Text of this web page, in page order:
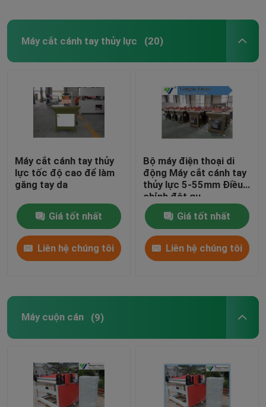
Máy cắt cánh tay thủy lực (20)
Máy cắt cánh tay thủy
lực tốc độ cao để làm
găng tay da
Giá tốt nhất
Liên hệ chúng tôi
Bộ máy điện thoại di
động Máy cắt cánh tay
thủy lực 5-55mm Điều
chỉnh đột qu
Giá tốt nhất
Liên hệ chúng tôi
Máy cuộn cán (9)